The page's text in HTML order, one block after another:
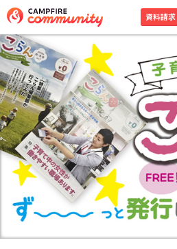
資料請求